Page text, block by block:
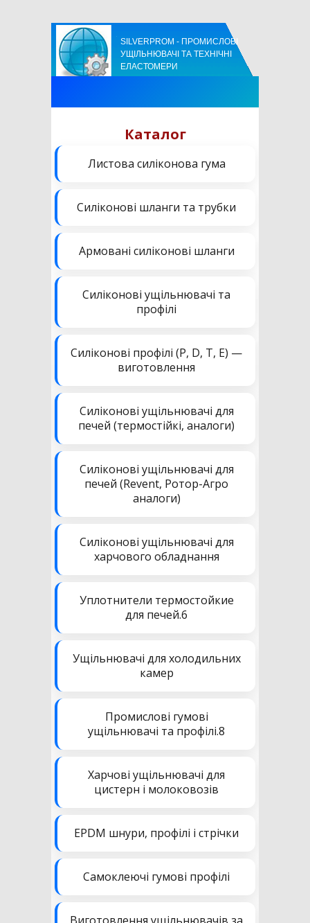
SILVERPROM - ПРОМИСЛОВІ
УЩІЛЬНЮВАЧІ ТА ТЕХНІЧНІ
ЕЛАСТОМЕРИ
Каталог
Листова силіконова гума
Силіконові шланги та трубки
Армовані силіконові шланги
Силіконові ущільнювачі та
профілі
Силіконові профілі (P, D, T, E) —
виготовлення
Силіконові ущільнювачі для
печей (термостійкі, аналоги)
Силіконові ущільнювачі для
печей (Revent, Ротор-Агро
аналоги)
Силіконові ущільнювачі для
харчового обладнання
Уплотнители термостойкие
для печей.6
Ущільнювачі для холодильних
камер
Промислові гумові
ущільнювачі та профілі.8
Харчові ущільнювачі для
цистерн і молоковозів
EPDM шнури, профілі і стрічки
Самоклеючі гумові профілі